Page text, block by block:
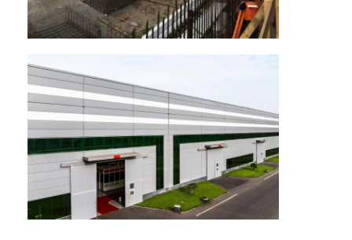
capannone
Capannone per cavalli
Garage in acciaio